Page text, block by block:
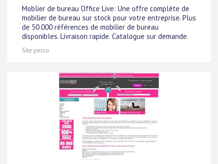
Moblier de bureau Office Live: Une offre complète de
mobilier de bureau sur stock pour votre entreprise. Plus
de 50.000 références de mobilier de bureau
disponibles. Livraison rapide. Catalogue sur demande.
Site perso